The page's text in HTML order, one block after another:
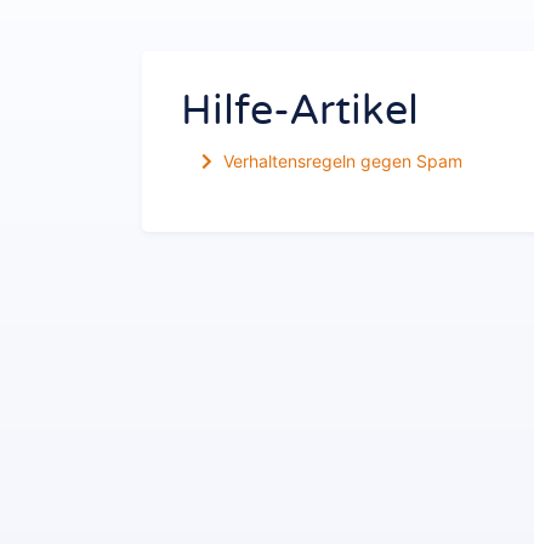
Hilfe-Artikel
Verhaltensregeln gegen Spam